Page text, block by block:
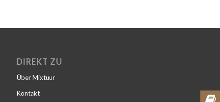
DIREKT ZU
Über Mixtuur
Kontakt